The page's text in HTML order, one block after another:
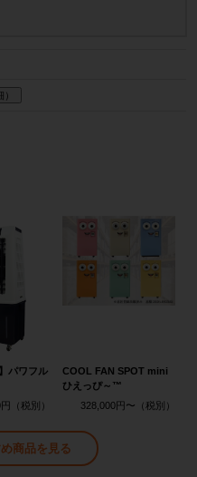
パワフル
COOL FAN SPOT mini
ひえっぴ～™
328,000円〜
商品を見る